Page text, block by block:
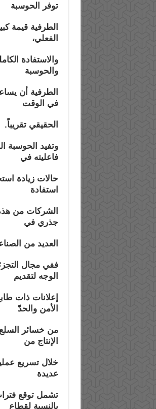
توفر الحوسبة
الطرفية قيمة
الفعلي،
والاستفادة
والحوسبة
الطرفية أن
في الوقت
الحقيقي تقريباً.
وتفيد الحوسبة
فاعليته في
حالات زيادة
استفادة
الشركات من هذه
جذري في
العديد من
ففي مجال
الوجه لتقديم
إعلانات ذات
الأمن والحدّ
من خسائر السلع
الإنتاج من
خلال تسريع
عديدة
تشمل توقع
بالنسبة لقطاع